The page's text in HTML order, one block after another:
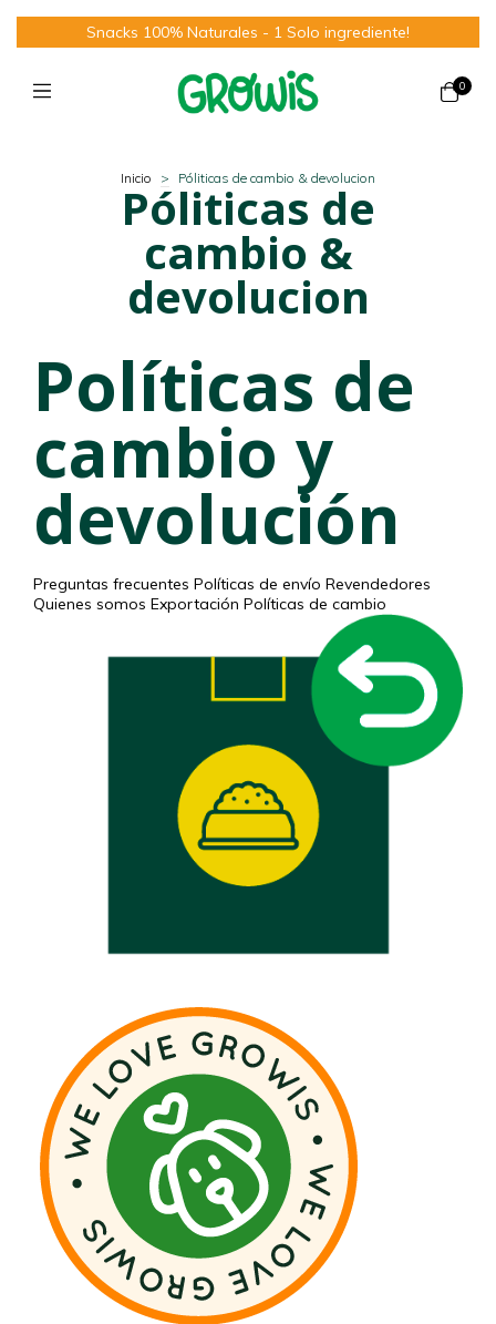
Snacks 100% Naturales - 1 Solo ingrediente!
0
Inicio > Póliticas de cambio & devolucion
Póliticas de
cambio &
devolucion
Políticas de
cambio y
devolución
Preguntas frecuentes Políticas de envío Revendedores
Quienes somos Exportación Políticas de cambio